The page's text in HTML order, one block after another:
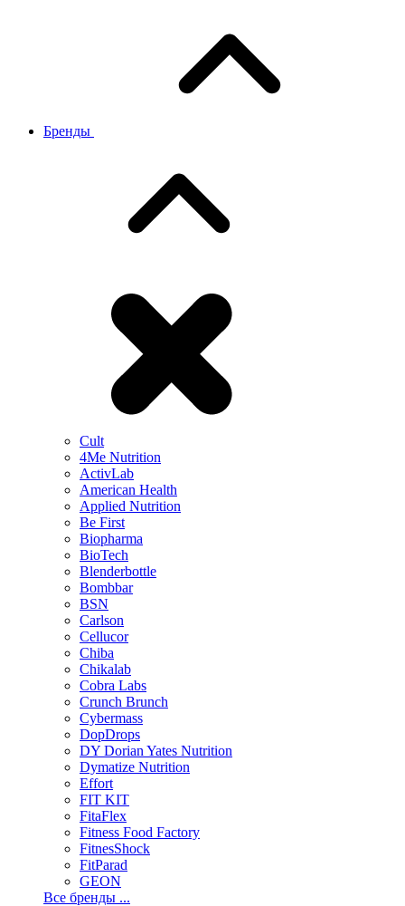
Бренды
Cult
4Me Nutrition
ActivLab
American Health
Applied Nutrition
Be First
Biopharma
BioTech
Blenderbottle
Bombbar
BSN
Carlson
Cellucor
Chiba
Chikalab
Cobra Labs
Crunch Brunch
Cybermass
DopDrops
DY Dorian Yates Nutrition
Dymatize Nutrition
Effort
FIT KIT
FitaFlex
Fitness Food Factory
FitnesShock
FitParad
GEON
Все бренды ...